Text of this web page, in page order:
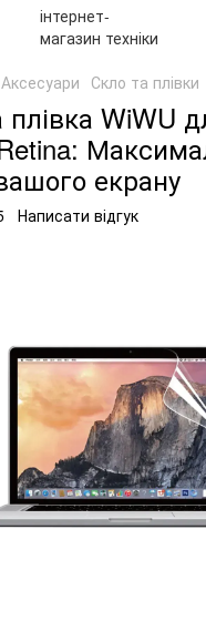
Аксесуари Скло та плівки
плівка WiWU
екрану
Написати відгук